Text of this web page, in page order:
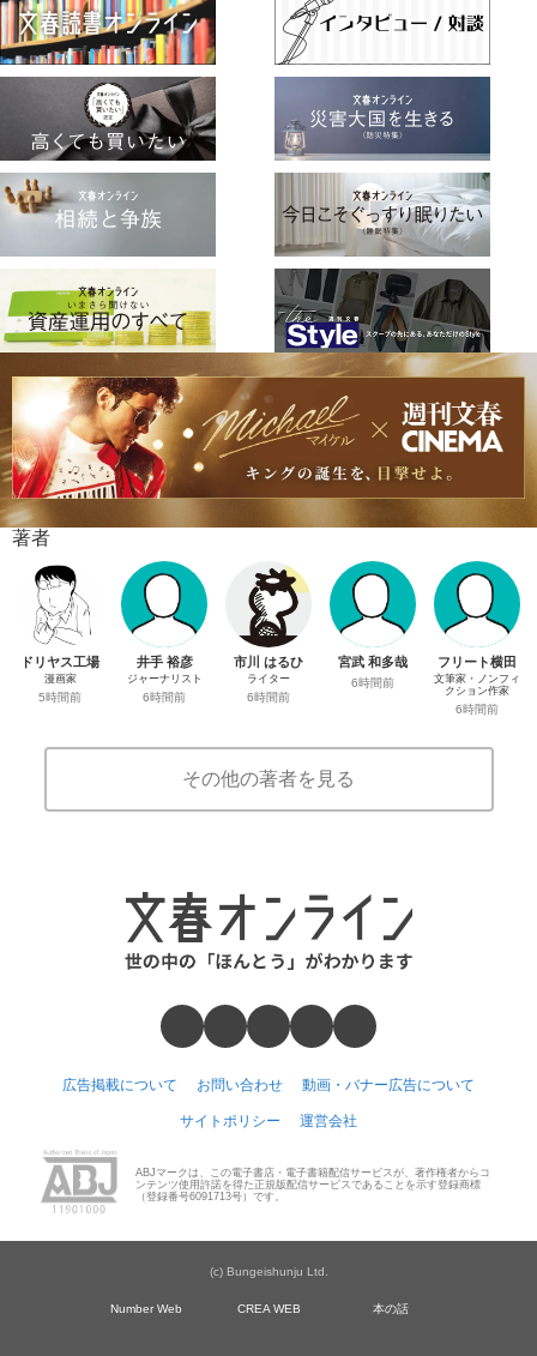
著者
ドリヤス工場
漫画家
5時間前
井手 裕彦
ジャーナリスト
6時間前
市川 はるひ
ライター
6時間前
宮武 和多哉
6時間前
フリート横田
文筆家・ノンフィ
クション作家
6時間前
その他の著者を見る
広告掲載について お問い合わせ 動画・バナー広告について
サイトポリシー 運営会社
ABJマークは、この電子書店・電子書籍配信サービスが、著作権者からコ
ンテンツ使用許諾を得た正規版配信サービスであることを示す登録商標
（登録番号6091713号）です。
(c) Bungeishunju Ltd.
Number Web CREA WEB 本の話